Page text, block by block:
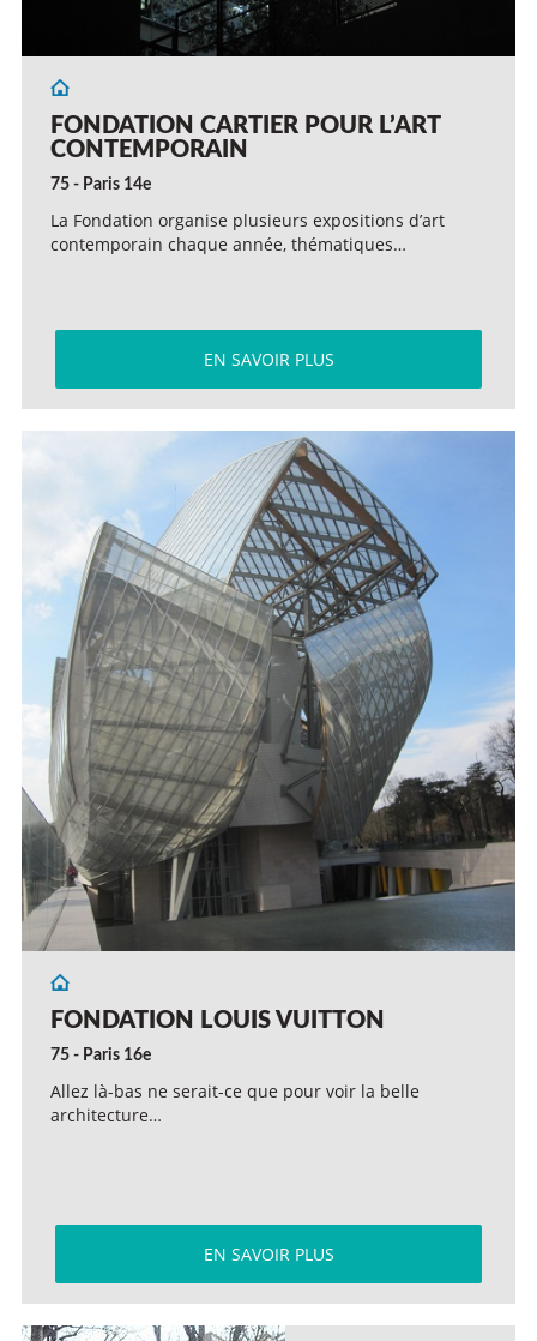
FONDATION CARTIER POUR L’ART
CONTEMPORAIN
75 - Paris 14e
La Fondation organise plusieurs expositions d’art
contemporain chaque année, thématiques…
EN SAVOIR PLUS
FONDATION LOUIS VUITTON
75 - Paris 16e
Allez là-bas ne serait-ce que pour voir la belle
architecture…
EN SAVOIR PLUS